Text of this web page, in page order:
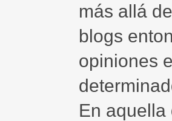
más allá
blogs
opiniones
En aquella